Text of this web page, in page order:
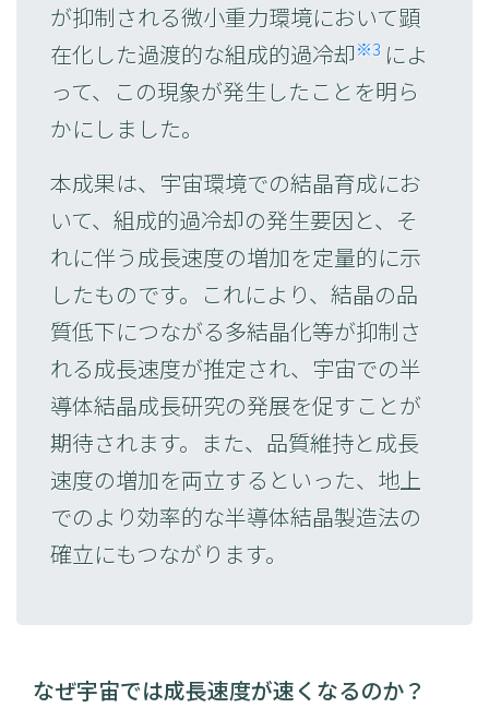
が抑制される微小重力環境において顕
在化した過渡的な組成的過冷却※3 によ
って、この現象が発生したことを明ら
かにしました。
本成果は、宇宙環境での結晶育成にお
いて、組成的過冷却の発生要因と、そ
れに伴う成長速度の増加を定量的に示
したものです。これにより、結晶の品
質低下につながる多結晶化等が抑制さ
れる成長速度が推定され、宇宙での半
導体結晶成長研究の発展を促すことが
期待されます。また、品質維持と成長
速度の増加を両立するといった、地上
でのより効率的な半導体結晶製造法の
確立にもつながります。
なぜ宇宙では成長速度が速くなるのか？